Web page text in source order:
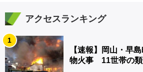
アクセスランキング
1
【速報】岡山・早
物火事 11世帯の